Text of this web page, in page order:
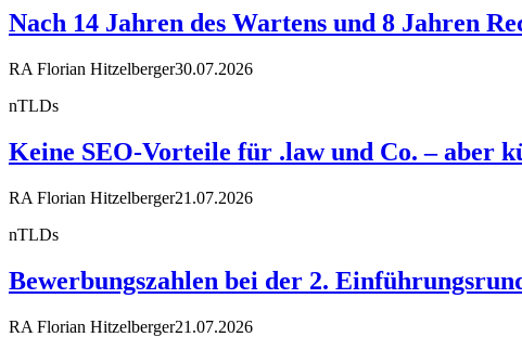
Nach 14 Jahren des Wartens und 8 Jahren
RA Florian Hitzelberger30.07.2026
nTLDs
Keine SEO-Vorteile für .law und Co. – aber
RA Florian Hitzelberger21.07.2026
nTLDs
Bewerbungszahlen bei der 2.
RA Florian Hitzelberger21.07.2026